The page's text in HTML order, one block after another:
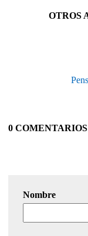
OTROS
0 COMENTARIOS
Nombre